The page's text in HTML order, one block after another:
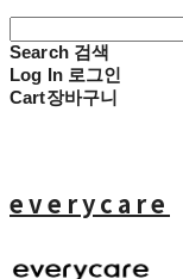
Search 검색
Log In 로그인
Cart장바구니
everycare